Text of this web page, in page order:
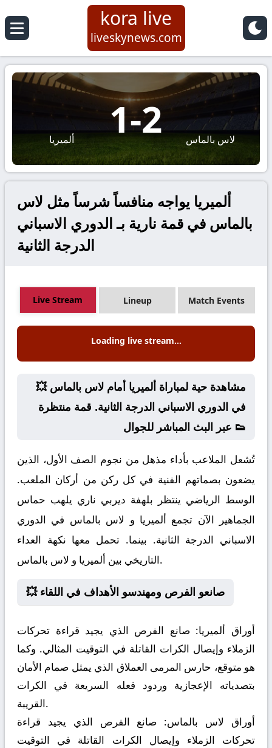
kora live
liveskynews.com
ألميريا 1-2 لاس بالماس
ألميريا يواجه منافساً شرساً مثل لاس
بالماس في قمة نارية بـ الدوري الاسباني
الدرجة الثانية
Live Stream Lineup Match Events
Loading live stream...
💥 مشاهدة حية لمباراة ألميريا أمام لاس بالماس
في الدوري الاسباني الدرجة الثانية. قمة منتظرة
عبر البث المباشر للجوال 👟
تُشعل الملاعب بأداء مذهل من نجوم الصف الأول، الذين
يضعون بصماتهم الفنية في كل ركن من أركان الملعب.
الوسط الرياضي ينتظر بلهفة ديربي ناري يلهب حماس
الجماهير الآن تجمع ألميريا و لاس بالماس في الدوري
الاسباني الدرجة الثانية. بينما. تحمل معها نكهة العداء
التاريخي بين ألميريا و لاس بالماس.
💥 صانعو الفرص ومهندسو الأهداف في اللقاء
أوراق ألميريا: صانع الفرص الذي يجيد قراءة تحركات
الزملاء وإيصال الكرات القاتلة في التوقيت المثالي. وكما
هو متوقع، حارس المرمى العملاق الذي يمثل صمام الأمان
بتصدياته الإعجازية وردود فعله السريعة في الكرات
القريبة.
أوراق لاس بالماس: صانع الفرص الذي يجيد قراءة
تحركات الزملاء وإيصال الكرات القاتلة في التوقيت